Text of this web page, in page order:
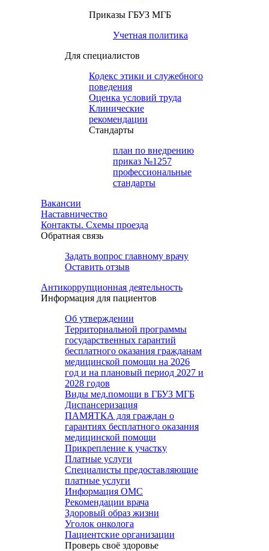
Приказы ГБУЗ МГБ
Учетная политика
Для специалистов
Кодекс этики и служебного
поведения
Оценка условий труда
Клинические
рекомендации
Cтандарты
план по внедрению
приказ №1257
профессиональные
стандарты
Вакансии
Наставничество
Контакты. Схемы проезда
Обратная связь
Задать вопрос главному врачу
Оставить отзыв
Антикоррупционная деятельность
Информация для пациентов
Об утверждении
Территориальной программы
государственных гарантий
бесплатного оказания гражданам
медицинской помощи на 2026
год и на плановый период 2027 и
2028 годов
Виды мед.помощи в ГБУЗ МГБ
Диспансеризация
ПАМЯТКА для граждан о
гарантиях бесплатного оказания
медицинской помощи
Прикрепление к участку
Платные услуги
Специалисты предоставляющие
платные услуги
Информация ОМС
Рекомендации врача
Здоровый образ жизни
Уголок онколога
Пациентские организации
Проверь своё здоровье